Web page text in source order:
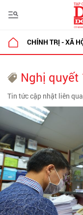
CHÍNH TRỊ - XÃ
Nghị quyết
Tin tức cập nhật liên